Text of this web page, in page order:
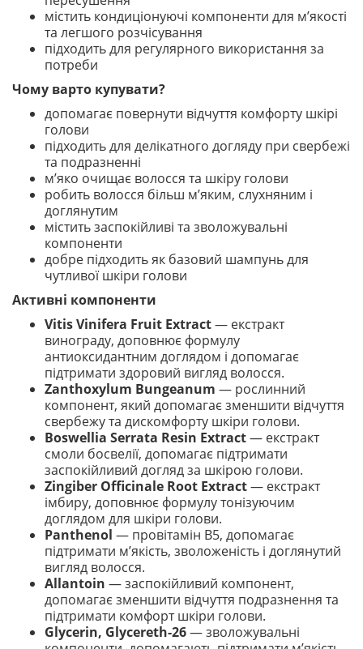
містить кондиціонуючі компоненти для м’якості
та легшого розчісування
підходить для регулярного використання за
потреби
Чому варто купувати?
допомагає повернути відчуття комфорту шкірі
голови
підходить для делікатного догляду при свербежі
та подразненні
м’яко очищає волосся та шкіру голови
робить волосся більш м’яким, слухняним і
доглянутим
містить заспокійливі та зволожувальні
компоненти
добре підходить як базовий шампунь для
чутливої шкіри голови
Активні компоненти
Vitis Vinifera Fruit Extract— екстракт
винограду, доповнює формулу
антиоксидантним доглядом і допомагає
підтримати здоровий вигляд волосся.
Zanthoxylum Bungeanum — рослинний
компонент, який допомагає зменшити відчуття
свербежу та дискомфорту шкіри голови.
Boswellia Serrata Resin Extract— екстракт
смоли босвелії, допомагає підтримати
заспокійливий догляд за шкірою голови.
Zingiber Officinale Root Extract— екстракт
імбиру, доповнює формулу тонізуючим
доглядом для шкіри голови.
Panthenol — провітамін B5, допомагає
підтримати м’якість, зволоженість і доглянутий
вигляд волосся.
Allantoin — заспокійливий компонент,
допомагає зменшити відчуття подразнення та
підтримати комфорт шкіри голови.
Glycerin, Glycereth-26— зволожувальні